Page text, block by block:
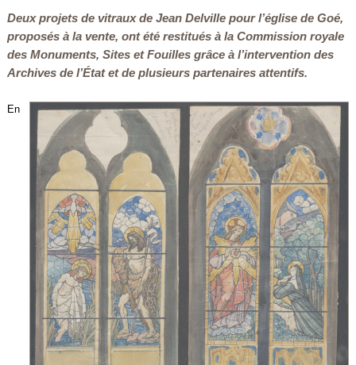
Deux projets de vitraux de Jean Delville pour l’église de Goé,
proposés à la vente, ont été restitués à la Commission royale
des Monuments, Sites et Fouilles grâce à l’intervention des
Archives de l’État et de plusieurs partenaires attentifs.
En